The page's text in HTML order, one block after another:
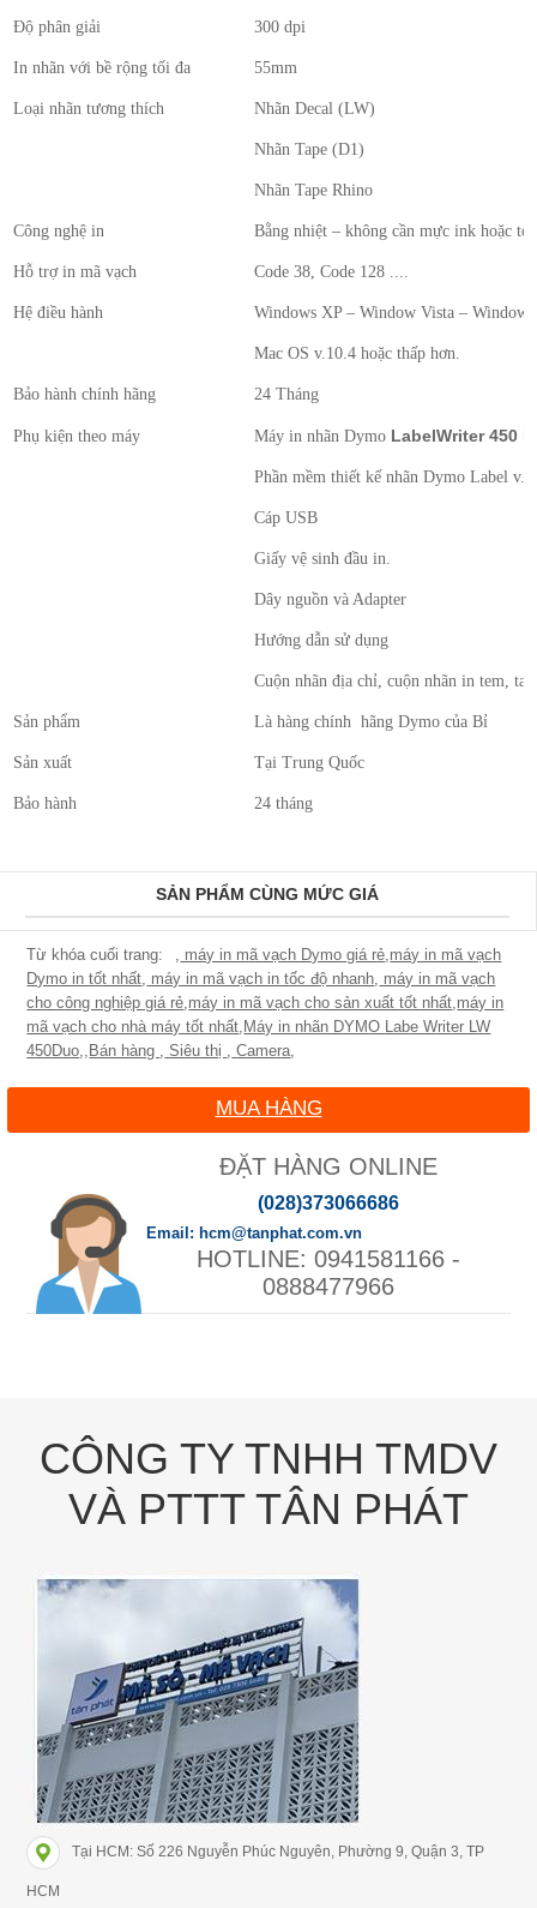
Độ phân giải 300 dpi
In nhãn với bề rộng tối đa 55mm
Loại nhãn tương thích Nhãn Decal (LW)
Nhãn Tape (D1)
Nhãn Tape Rhino
Công nghệ in Bằng nhiệt – không cần mực ink hoặc
Hỗ trợ in mã vạch Code 38, Code 128 ....
Hệ điều hành Windows XP – Window Vista –
Mac OS v.10.4 hoặc thấp hơn.
Bảo hành chính hãng 24 Tháng
Phụ kiện theo máy Máy in nhãn Dymo LabelWriter 450
Phần mềm thiết kế nhãn Dymo Label v.8
Cáp USB
Giấy vệ sinh đầu in.
Dây nguồn và Adapter
Hướng dẫn sử dụng
Cuộn nhãn địa chỉ, cuộn nhãn in tem,
Sản phẩm Là hàng chính hãng Dymo của Bỉ
Sản xuất Tại Trung Quốc
Bảo hành 24 tháng
SẢN PHẨM CÙNG MỨC GIÁ
, máy in mã vạch Dymo giá rẻ,máy in mã vạch
Dymo in tốt nhất, máy in mã vạch in tốc độ nhanh, máy in mã vạch
cho công nghiệp giá rẻ,máy in mã vạch cho sản xuất tốt nhất,máy in
mã vạch cho nhà máy tốt nhất, Máy in nhãn DYMO Labe Writer LW
450Duo,, Bán hàng , Siêu thị , Camera,
MUA HÀNG
ĐẶT HÀNG ONLINE
(028)373066686
0941581166 -
0888477966
hcm@tanphat.com.vn
CÔNG TY TNHH TMDV
VÀ PTTT TÂN PHÁT
Tại HCM: Số 226 Nguyễn Phúc Nguyên, Phường 9, Quận 3, TP
HCM